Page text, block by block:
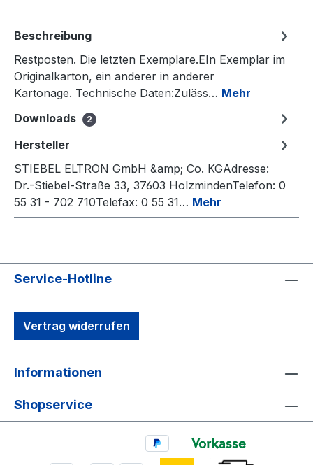
Beschreibung
Restposten. Die letzten Exemplare.EIn Exemplar im
Originalkarton, ein anderer in anderer
Kartonage. Technische Daten:Zuläss… Mehr
Downloads
2
Hersteller
STIEBEL ELTRON GmbH &amp; Co. KGAdresse:
Dr.-Stiebel-Straße 33, 37603 HolzmindenTelefon: 0
55 31 - 702 710Telefax: 0 55 31… Mehr
Service-Hotline
Vertrag widerrufen
Informationen
Shopservice